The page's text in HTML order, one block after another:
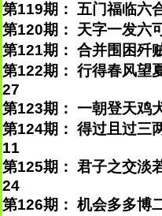
第119期： 五门福临六
第120期： 天字一发六
第121期： 合并围困歼
第122期： 行得春风望
27
第123期： 一朝登天鸡
第124期： 得过且过三
11
第125期： 君子之交淡
24
第126期： 机会多多博